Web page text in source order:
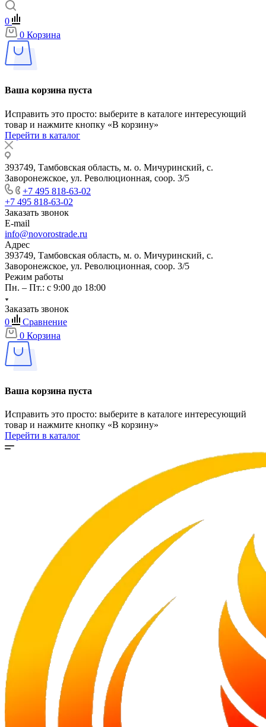
0
0 Корзина
Ваша корзина пуста
Исправить это просто: выберите в каталоге интересующий
товар и нажмите кнопку «В корзину»
Перейти в каталог
393749, Тамбовская область, м. о. Мичуринский, с.
Заворонежское, ул. Революционная, соор. 3/5
+7 495 818-63-02
+7 495 818-63-02
Заказать звонок
E-mail
info@novorostrade.ru
Адрес
393749, Тамбовская область, м. о. Мичуринский, с.
Заворонежское, ул. Революционная, соор. 3/5
Режим работы
Пн. – Пт.: с 9:00 до 18:00
Заказать звонок
0
Сравнение
0 Корзина
Ваша корзина пуста
Исправить это просто: выберите в каталоге интересующий
товар и нажмите кнопку «В корзину»
Перейти в каталог